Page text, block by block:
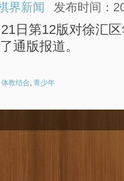
界新闻 发布时间：
21日第12版对徐汇
通版报道。
体教结合, 青少年